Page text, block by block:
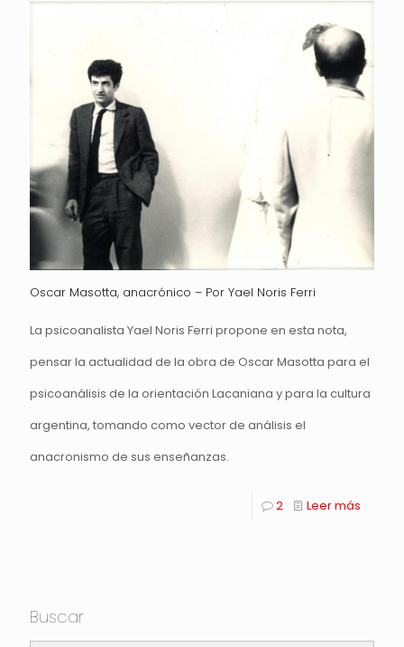
Oscar Masotta, anacrónico – Por Yael Noris Ferri
La psicoanalista Yael Noris Ferri propone en esta nota,
pensar la actualidad de la obra de Oscar Masotta para el
psicoanálisis de la orientación Lacaniana y para la cultura
argentina, tomando como vector de análisis el
anacronismo de sus enseñanzas.
2 Leer más
Buscar